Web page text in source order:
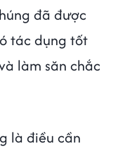
đã được
tác dụng tốt
làm săn chắc
là điều cần